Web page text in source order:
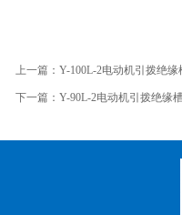
上一篇： Y-100L-2电动机引拨绝缘
下一篇： Y-90L-2电动机引拨绝缘